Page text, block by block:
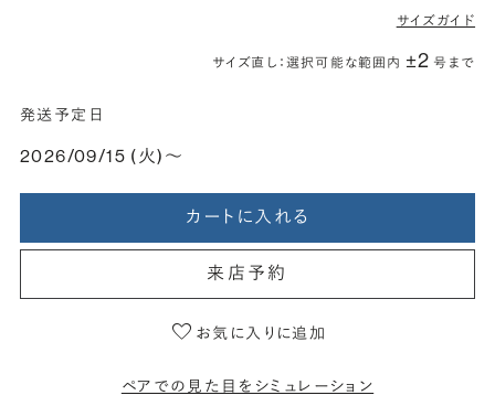
サイズガイド
サイズ直し：選択可能な範囲内 ±2 号まで
発送予定日
2026/09/15 (火)〜
カートに入れる
来店予約
お気に入りに追加
ペアでの見た目をシミュレーション